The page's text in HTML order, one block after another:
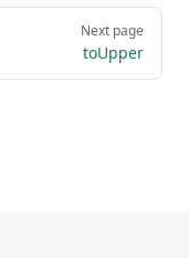
Next page
toUpper